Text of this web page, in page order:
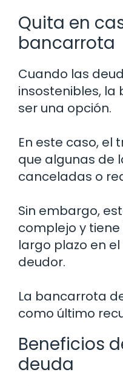
Quita en
bancarrota
Cuando las
insostenibles,
ser una opción.
En este caso, el
que algunas de
canceladas o
Sin embargo,
complejo y
largo plazo en
deudor.
La bancarrota
como último
Beneficios
deuda